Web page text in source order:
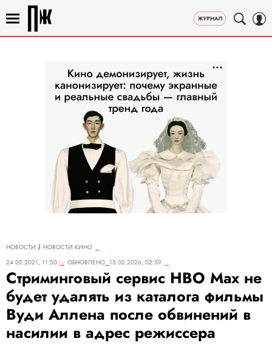
НОВОСТИ
НОВОСТИ КИНО
24.02.2021, 11:50
ОБНОВЛЕНО 15.02.2026, 02:59
Стриминговый сервис HBO Max не
будет удалять из каталога фильмы
Вуди Аллена после обвинений в
насилии в адрес режиссера